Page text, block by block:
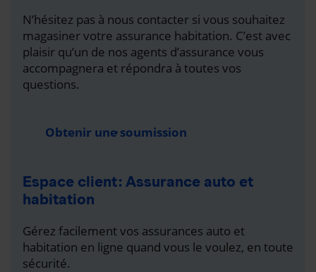
N’hésitez pas à nous contacter si vous souhaitez
magasiner votre assurance habitation. C’est avec
plaisir qu’un de nos agents d’assurance vous
accompagnera et répondra à toutes vos
questions.
Obtenir une soumission
Espace client : Assurance auto et
habitation
Gérez facilement vos assurances auto et
habitation en ligne quand vous le voulez, en toute
sécurité.